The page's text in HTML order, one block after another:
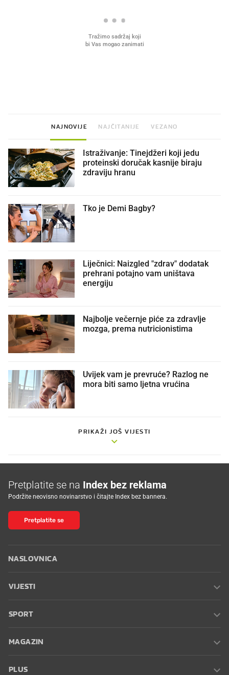
NAJNOVIJE NAJČITANIJE VEZANO
Istraživanje: Tinejdžeri koji jedu
proteinski doručak kasnije biraju
zdraviju hranu
Tko je Demi Bagby?
Liječnici: Naizgled "zdrav" dodatak
prehrani potajno vam uništava
energiju
Najbolje večernje piće za zdravlje
mozga, prema nutricionistima
Uvijek vam je prevruće? Razlog ne
mora biti samo ljetna vrućina
PRIKAŽI JOŠ VIJESTI
Pretplatite se na Index bez reklama
Podržite neovisno novinarstvo i čitajte Index bez bannera.
Pretplatite se
NASLOVNICA
VIJESTI
SPORT
MAGAZIN
PLUS